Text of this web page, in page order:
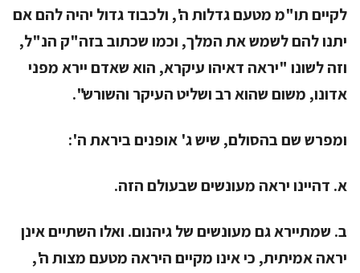
לקיים תו"מ מטעם גדלות ה', ולכבוד גדול יהיה להם אם
יתנו להם לשמש את המלך, וכמו שכתוב בזה"ק הנ"ל,
וזה לשונו "יראה דאיהו עיקרא, הוא שאדם יירא מפני
אדונו, משום שהוא רב ושליט העיקר והשורש".
ומפרש שם בהסולם, שיש ג' אופנים ביראת ה':
א. דהיינו יראה מעונשים שבעולם הזה.
ב. שמתיירא גם מעונשים של גיהנום. ואלו השתיים אינן
יראה אמיתית, כי אינו מקיים היראה מטעם מצות ה',